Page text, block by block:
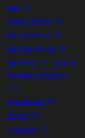
kino (1)
Kugelschreiber (2)
Kulturbundhaus (1)
Kunstgeschichte (2)
Kunstwerk (1) kyra (3)
Künstliche Intelligenz
(5)
Laserdrucke (5)
Leipzig (6)
Lockvogel (2)